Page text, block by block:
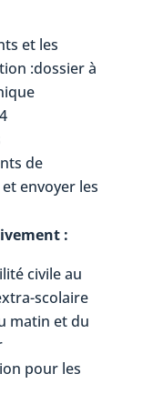
et les
:dossier à
de
envoyer les
:
civile au
scolaire
matin et du
pour les